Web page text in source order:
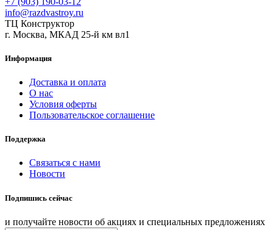
info@razdvastroy.ru
ТЦ Конструктор
г. Москва, МКАД 25-й км вл1
Информация
Доставка и оплата
О нас
Условия оферты
Пользовательское соглашение
Поддержка
Связаться с нами
Новости
Подпишись сейчас
и получайте новости об акциях и специальных предложениях